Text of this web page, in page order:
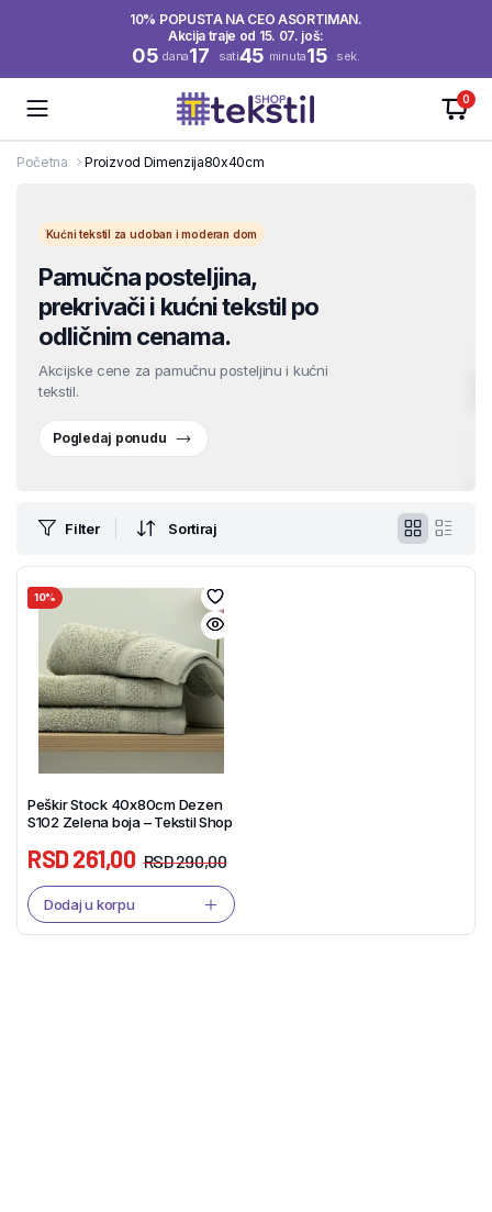
10% POPUSTA NA CEO ASORTIMAN.
Akcija traje od 15. 07. još:
05 dana17 sati45 minuta15 sek.
0
Početna Proizvod Dimenzija80x40cm
Kućni tekstil za udoban i moderan dom
Pamučna posteljina,
prekrivači i kućni tekstil po
odličnim cenama.
Akcijske cene za pamučnu posteljinu i kućni
tekstil.
Pogledaj ponudu
Filter Sortiraj
10%
Peškir Stock 40x80cm Dezen
S102 Zelena boja – Tekstil Shop
RSD290,00
RSD261,00
Dodaj u korpu